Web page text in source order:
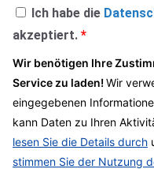
Ich habe die
akzeptiert. *
Wir benötigen Ihre
Service zu laden!Wir
eingegebenen
kann Daten zu Ihren
lesen Sie die Details durch
stimmen Sie der Nutzung